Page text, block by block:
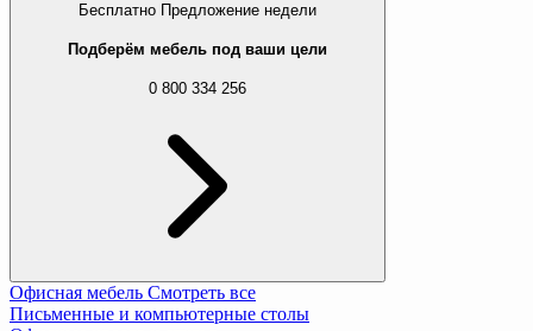
Бесплатно Предложение недели
Подберём мебель под ваши цели
0 800 334 256
Офисная мебель Смотреть все
Письменные и компьютерные столы